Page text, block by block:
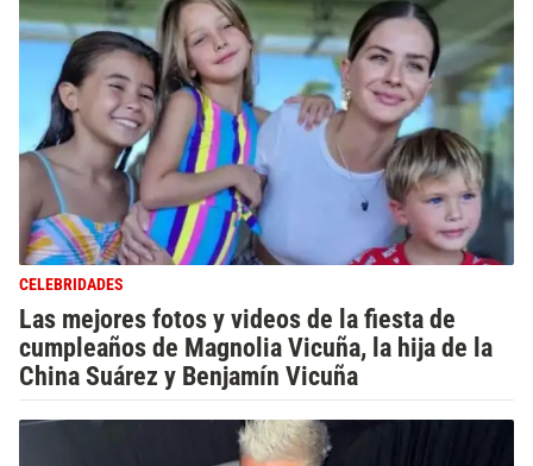
CELEBRIDADES
Las mejores fotos y videos de la fiesta de
cumpleaños de Magnolia Vicuña, la hija de la
China Suárez y Benjamín Vicuña